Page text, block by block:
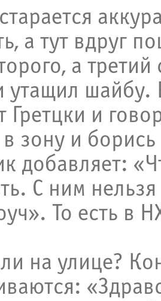
а тут вдруг
а
утащил шайбу.
Гретцки и
в зону и
добавляет:
С ним
То есть в
на улице?